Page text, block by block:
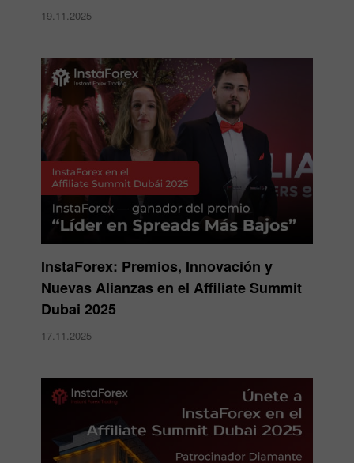
19.11.2025
InstaForex: Premios, Innovación y
Nuevas Alianzas en el Affiliate Summit
Dubai 2025
17.11.2025